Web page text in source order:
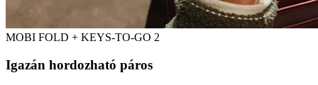
MOBI FOLD + KEYS-TO-GO 2
Igazán hordozható páros